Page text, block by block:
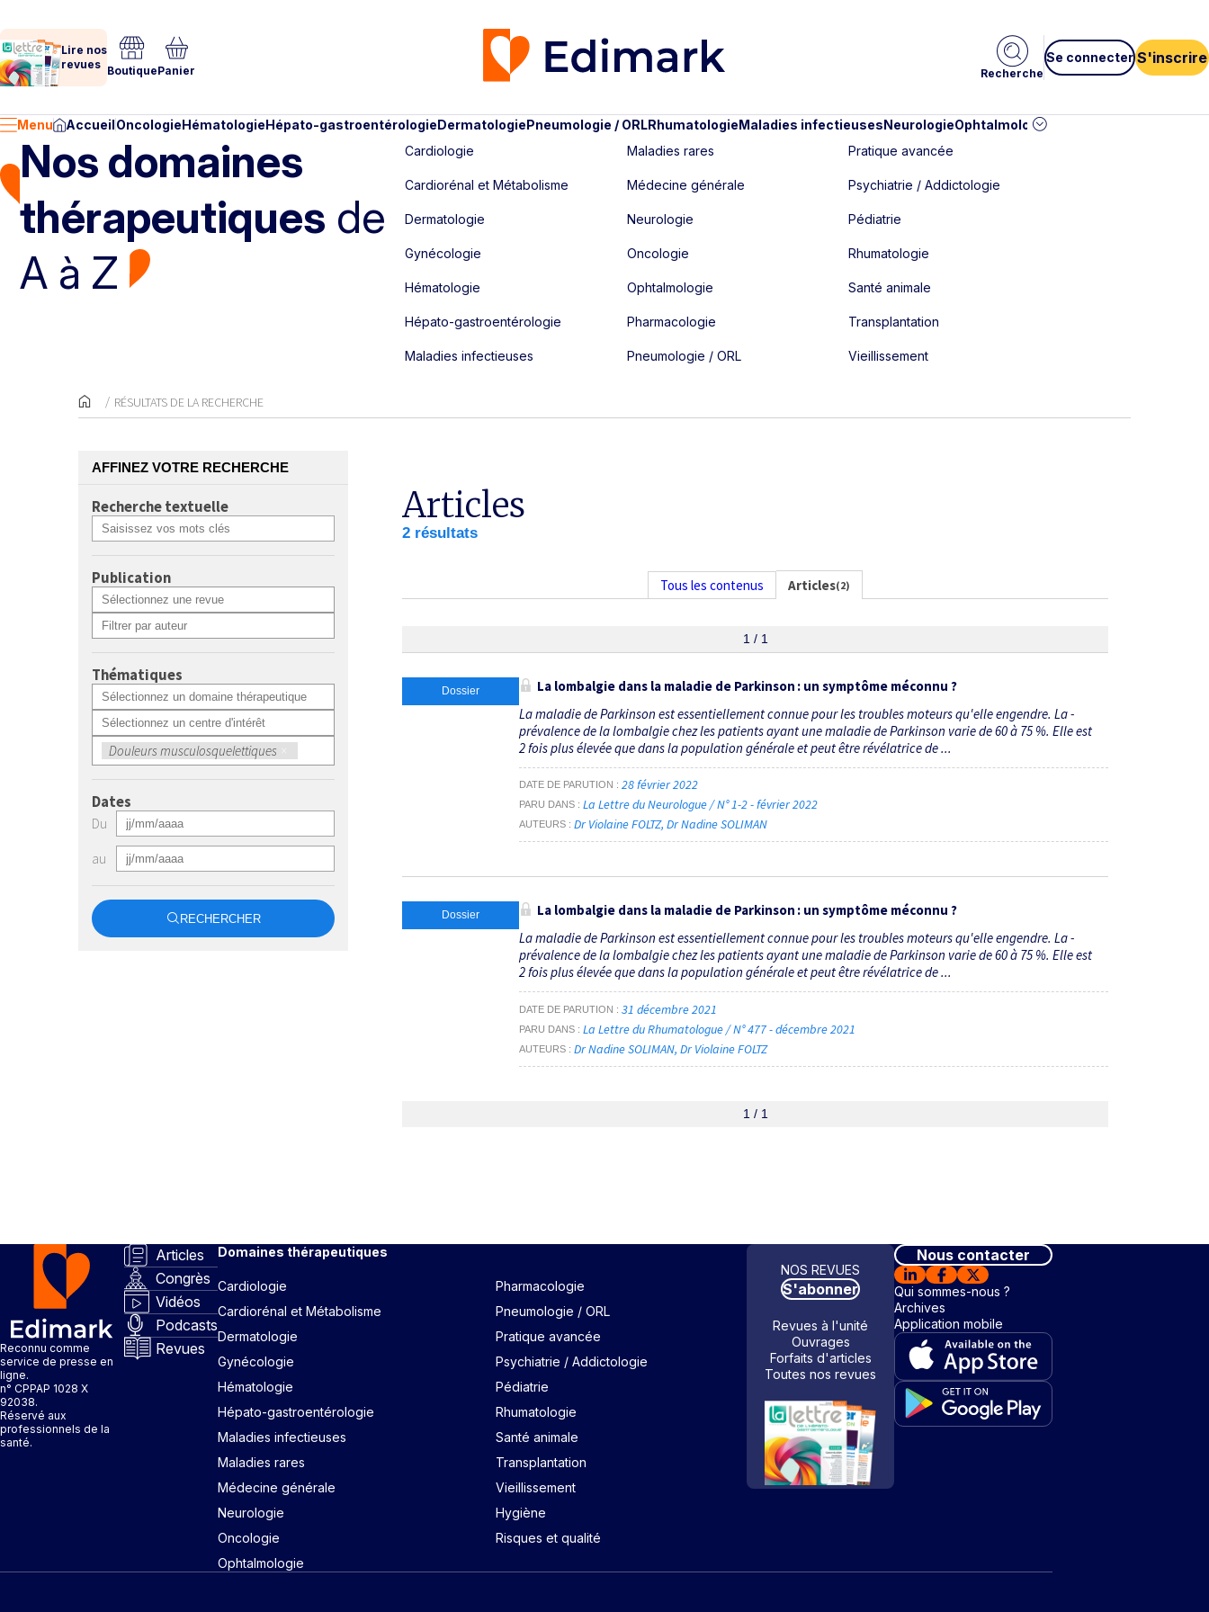
Lire nos
revues BoutiquePanier Recherche
Se connecter S'inscrire
Menu AccueilOncologieHématologieHépato-gastroentérologieDermatologiePneumologie / ORLRhumatologieMaladies infectieusesNeurologieOphtalmologie
Nos domaines
thérapeutiques de
A à Z
Cardiologie
Cardiorénal et Métabolisme
Dermatologie
Gynécologie
Hématologie
Hépato-gastroentérologie
Maladies infectieuses
Maladies rares
Médecine générale
Neurologie
Oncologie
Ophtalmologie
Pharmacologie
Pneumologie / ORL
Pratique avancée
Psychiatrie / Addictologie
Pédiatrie
Rhumatologie
Santé animale
Transplantation
Vieillissement
RÉSULTATS DE LA RECHERCHE
AFFINEZ VOTRE RECHERCHE
Recherche textuelle
Publication
Thématiques
Douleurs musculosquelettiques ×
Dates
Du
au
RECHERCHER
Articles
2 résultats
Tous les contenus Articles(2)
1 / 1
Dossier
La lombalgie dans la maladie de Parkinson : un symptôme méconnu ?
La maladie de Parkinson est essentiellement connue pour les troubles moteurs qu'elle engendre. La ­
prévalence de la lombalgie chez les patients ayant une maladie de Parkinson varie de 60 à 75 %. Elle est
2 fois plus élevée que dans la population générale et peut être révélatrice de ...
DATE DE PARUTION 28 février 2022
PARU DANS La Lettre du Neurologue / N° 1-2 - février 2022
AUTEURS Dr Violaine FOLTZ Dr Nadine SOLIMAN
Dossier
La lombalgie dans la maladie de Parkinson : un symptôme méconnu ?
La maladie de Parkinson est essentiellement connue pour les troubles moteurs qu'elle engendre. La ­
prévalence de la lombalgie chez les patients ayant une maladie de Parkinson varie de 60 à 75 %. Elle est
2 fois plus élevée que dans la population générale et peut être révélatrice de ...
DATE DE PARUTION 31 décembre 2021
PARU DANS La Lettre du Rhumatologue / N° 477 - décembre 2021
AUTEURS Dr Nadine SOLIMAN Dr Violaine FOLTZ
1 / 1
Reconnu comme
service de presse en
ligne.
n° CPPAP 1028 X
92038.
Réservé aux
professionnels de la
santé.
Articles
Congrès
Vidéos
Podcasts
Revues
Domaines thérapeutiques
Cardiologie
Cardiorénal et Métabolisme
Dermatologie
Gynécologie
Hématologie
Hépato-gastroentérologie
Maladies infectieuses
Maladies rares
Médecine générale
Neurologie
Oncologie
Ophtalmologie
Pharmacologie
Pneumologie / ORL
Pratique avancée
Psychiatrie / Addictologie
Pédiatrie
Rhumatologie
Santé animale
Transplantation
Vieillissement
Hygiène
Risques et qualité
NOS REVUES
S'abonner
Revues à l'unité
Ouvrages
Forfaits d'articles
Toutes nos revues
Nous contacter
Qui sommes-nous ?
Archives
Application mobile